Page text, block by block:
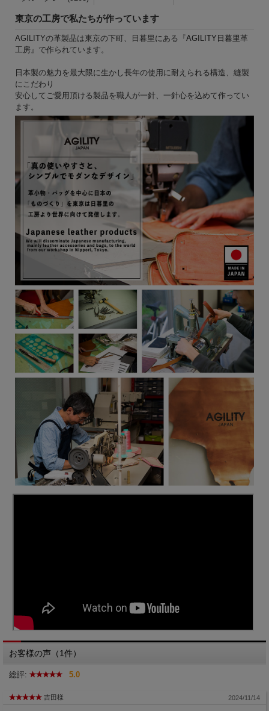
東京の工房で私たちが作っています
AGILITYの革製品は東京の下町、日暮里にある『AGILITY日暮里革
工房』で作られています。
日本製の魅力を最大限に生かし長年の使用に耐えられる構造、縫製
にこだわり
安心してご愛用頂ける製品を職人が一針、一針心を込めて作ってい
ます。
お客様の声（1件）
総評: 5.0
吉田様 2024/11/14